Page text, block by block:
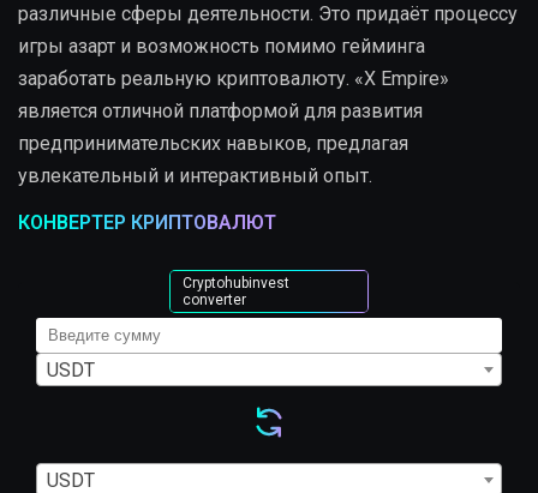
различные сферы деятельности. Это придаёт процессу
игры азарт и возможность помимо гейминга
заработать реальную криптовалюту. «X Empire»
является отличной платформой для развития
предпринимательских навыков, предлагая
увлекательный и интерактивный опыт.
КОНВЕРТЕР КРИПТОВАЛЮТ
USDT
USDT
Cryptohubinvest
converter